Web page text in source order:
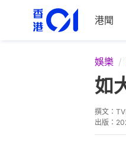
港聞
娛樂
如
撰文：
出版：